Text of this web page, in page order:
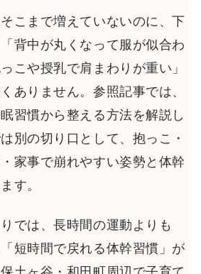
こまで増えていないのに、下
背中が丸くなって服が似合わ
こや授乳で肩まわりが重い」
ありません。参照記事では、
習慣から整える方法を解説し
別の切り口として、抱っこ・
家事で崩れやすい姿勢と体幹
す。
では、長時間の運動よりも
「短時間で戻れる体幹習慣」が